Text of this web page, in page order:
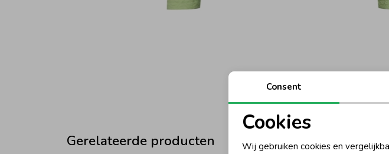
Gerelateerde producten Noodzakelijke cookies
Consent
Cookies
Wij gebruiken cookies en